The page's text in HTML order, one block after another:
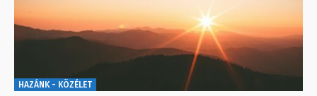
HAZÁNK - KÖZÉLET